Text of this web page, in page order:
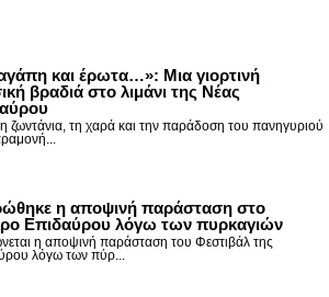
και έρωτα…»: Μια γιορτινή
βραδιά στο λιμάνι της Νέας
ζωντάνια, τη χαρά και την παράδοση του πανηγυριού
η αποψινή παράσταση στο
Επιδαύρου λόγω των πυρκαγιών
η αποψινή παράσταση του Φεστιβάλ της
λόγω των πύρ...